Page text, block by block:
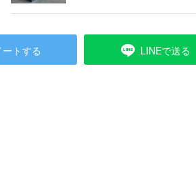
ートする LINEで送る